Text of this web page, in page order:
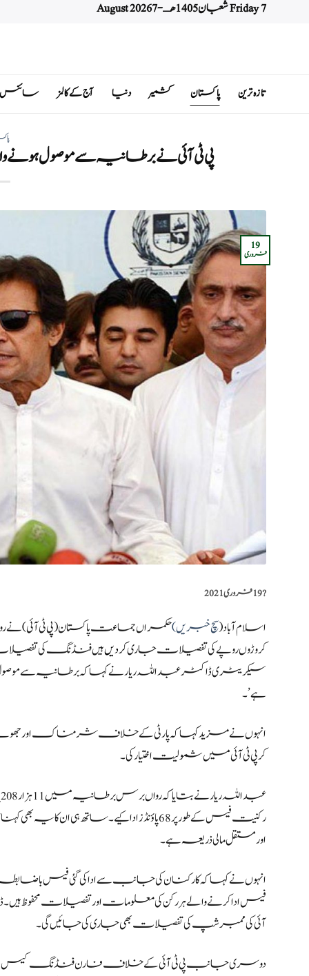
Friday 7 شعبان 1405 هـ - 7 August 2026
تازہ ترین پاکستان کشمیر دنیا آج کے کالمز سائنس
پی ٹی آئی نے برطانیہ سے موصول
19
فروری
?️19 فروری 2021
اسلام آباد (سچ خبریں)حکمراں جماعت پاکستان (پی ٹی آئی)
کروڑوں روپے کی تفصیلات جاریکردیںہیں فنڈنگ کی تفصیلات
ہے’۔
انہوں نے مزید کہا کہ پارٹی کے خلاف شرمناک اور جھوٹے
کر پی ٹی آئی میں شمولیت اختیار کی۔
رکنیت فیس کے طور پر 68 پاؤنڈز ادا کیے۔ساتھ
اور مستقل مالی ذریعہ ہے۔
انہوں نے کہا کہ کارکنان کی جانب سے ادا کی گئی فیس
فیس ادا کرنے والے ہر رکن کی معلومات اور تفصیلات محفوظ
آئی کی ممبر شپ کی تفصیلات بھی جاری کی جائیں گی۔
دوسری جانب پی ٹی آئی کے خلاف فارن فنڈنگ کیس دائر